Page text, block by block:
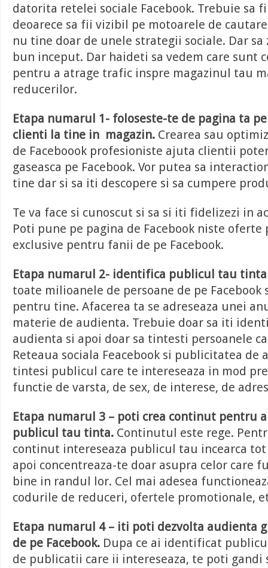
datorita retelei sociale Facebook. Trebuie sa
deoarece sa fii vizibil pe motoarele de
nu tine doar de unele strategii sociale. Dar sa
bun inceput. Dar haideti sa vedem care sunt
pentru a atrage trafic inspre magazinul tau
reducerilor.
Etapa numarul 1- foloseste-te de pagina ta
clienti la tine in magazin. Crearea sau
de Faceboook profesioniste ajuta clientii
gaseasca pe Facebook. Vor putea sa
tine dar si sa iti descopere si sa cumpere
Te va face si cunoscut si sa si iti fidelizezi in
Poti pune pe pagina de Facebook niste
exclusive pentru fanii de pe Facebook.
Etapa numarul 2- identifica publicul tau tinta
toate milioanele de persoane de pe
pentru tine. Afacerea ta se adreseaza unei
materie de audienta. Trebuie doar sa iti
audienta si apoi doar sa tintesti persoanele
Reteaua sociala Feacebook si publicitatea de
tintesi publicul care te intereseaza in mod
functie de varsta, de sex, de interese, de
Etapa numarul 3 – poti crea continut pentru
publicul tau tinta. Continutul este rege.
continut intereseaza publicul tau incearca
apoi concentreaza-te doar asupra celor care
bine in randul lor. Cel mai adesea
codurile de reduceri, ofertele promotionale,
Etapa numarul 4 – iti poti dezvolta audienta
de pe Facebook. Dupa ce ai identificat
de publicatii care ii intereseaza, te poti gandi